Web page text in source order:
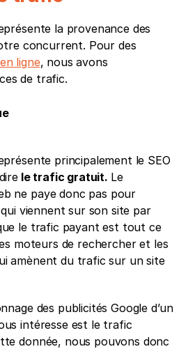
la provenance des
ligne, nous avons
de trafic.
principalement le SEO
le trafic gratuit. Le
ne paye donc pas pour
viennent sur son site par
le trafic payant est tout ce
moteurs de rechercher et les
amènent du trafic sur un site
des publicités Google d’un
intéresse est le trafic
donnée, nous pouvons donc